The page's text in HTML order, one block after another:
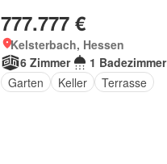
777.777 €
Kelsterbach, Hessen
6 Zimmer
1 Badezimmer
Garten
Keller Terrasse